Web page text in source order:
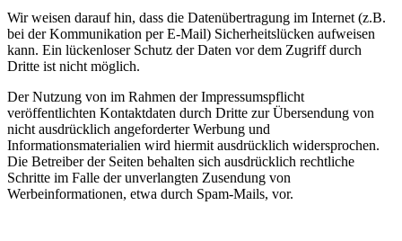
Wir weisen darauf hin, dass die Datenübertragung im Internet (z.B.
bei der Kommunikation per E-Mail) Sicherheitslücken aufweisen
kann. Ein lückenloser Schutz der Daten vor dem Zugriff durch
Dritte ist nicht möglich.
Der Nutzung von im Rahmen der Impressumspflicht
veröffentlichten Kontaktdaten durch Dritte zur Übersendung von
nicht ausdrücklich angeforderter Werbung und
Informationsmaterialien wird hiermit ausdrücklich widersprochen.
Die Betreiber der Seiten behalten sich ausdrücklich rechtliche
Schritte im Falle der unverlangten Zusendung von
Werbeinformationen, etwa durch Spam-Mails, vor.